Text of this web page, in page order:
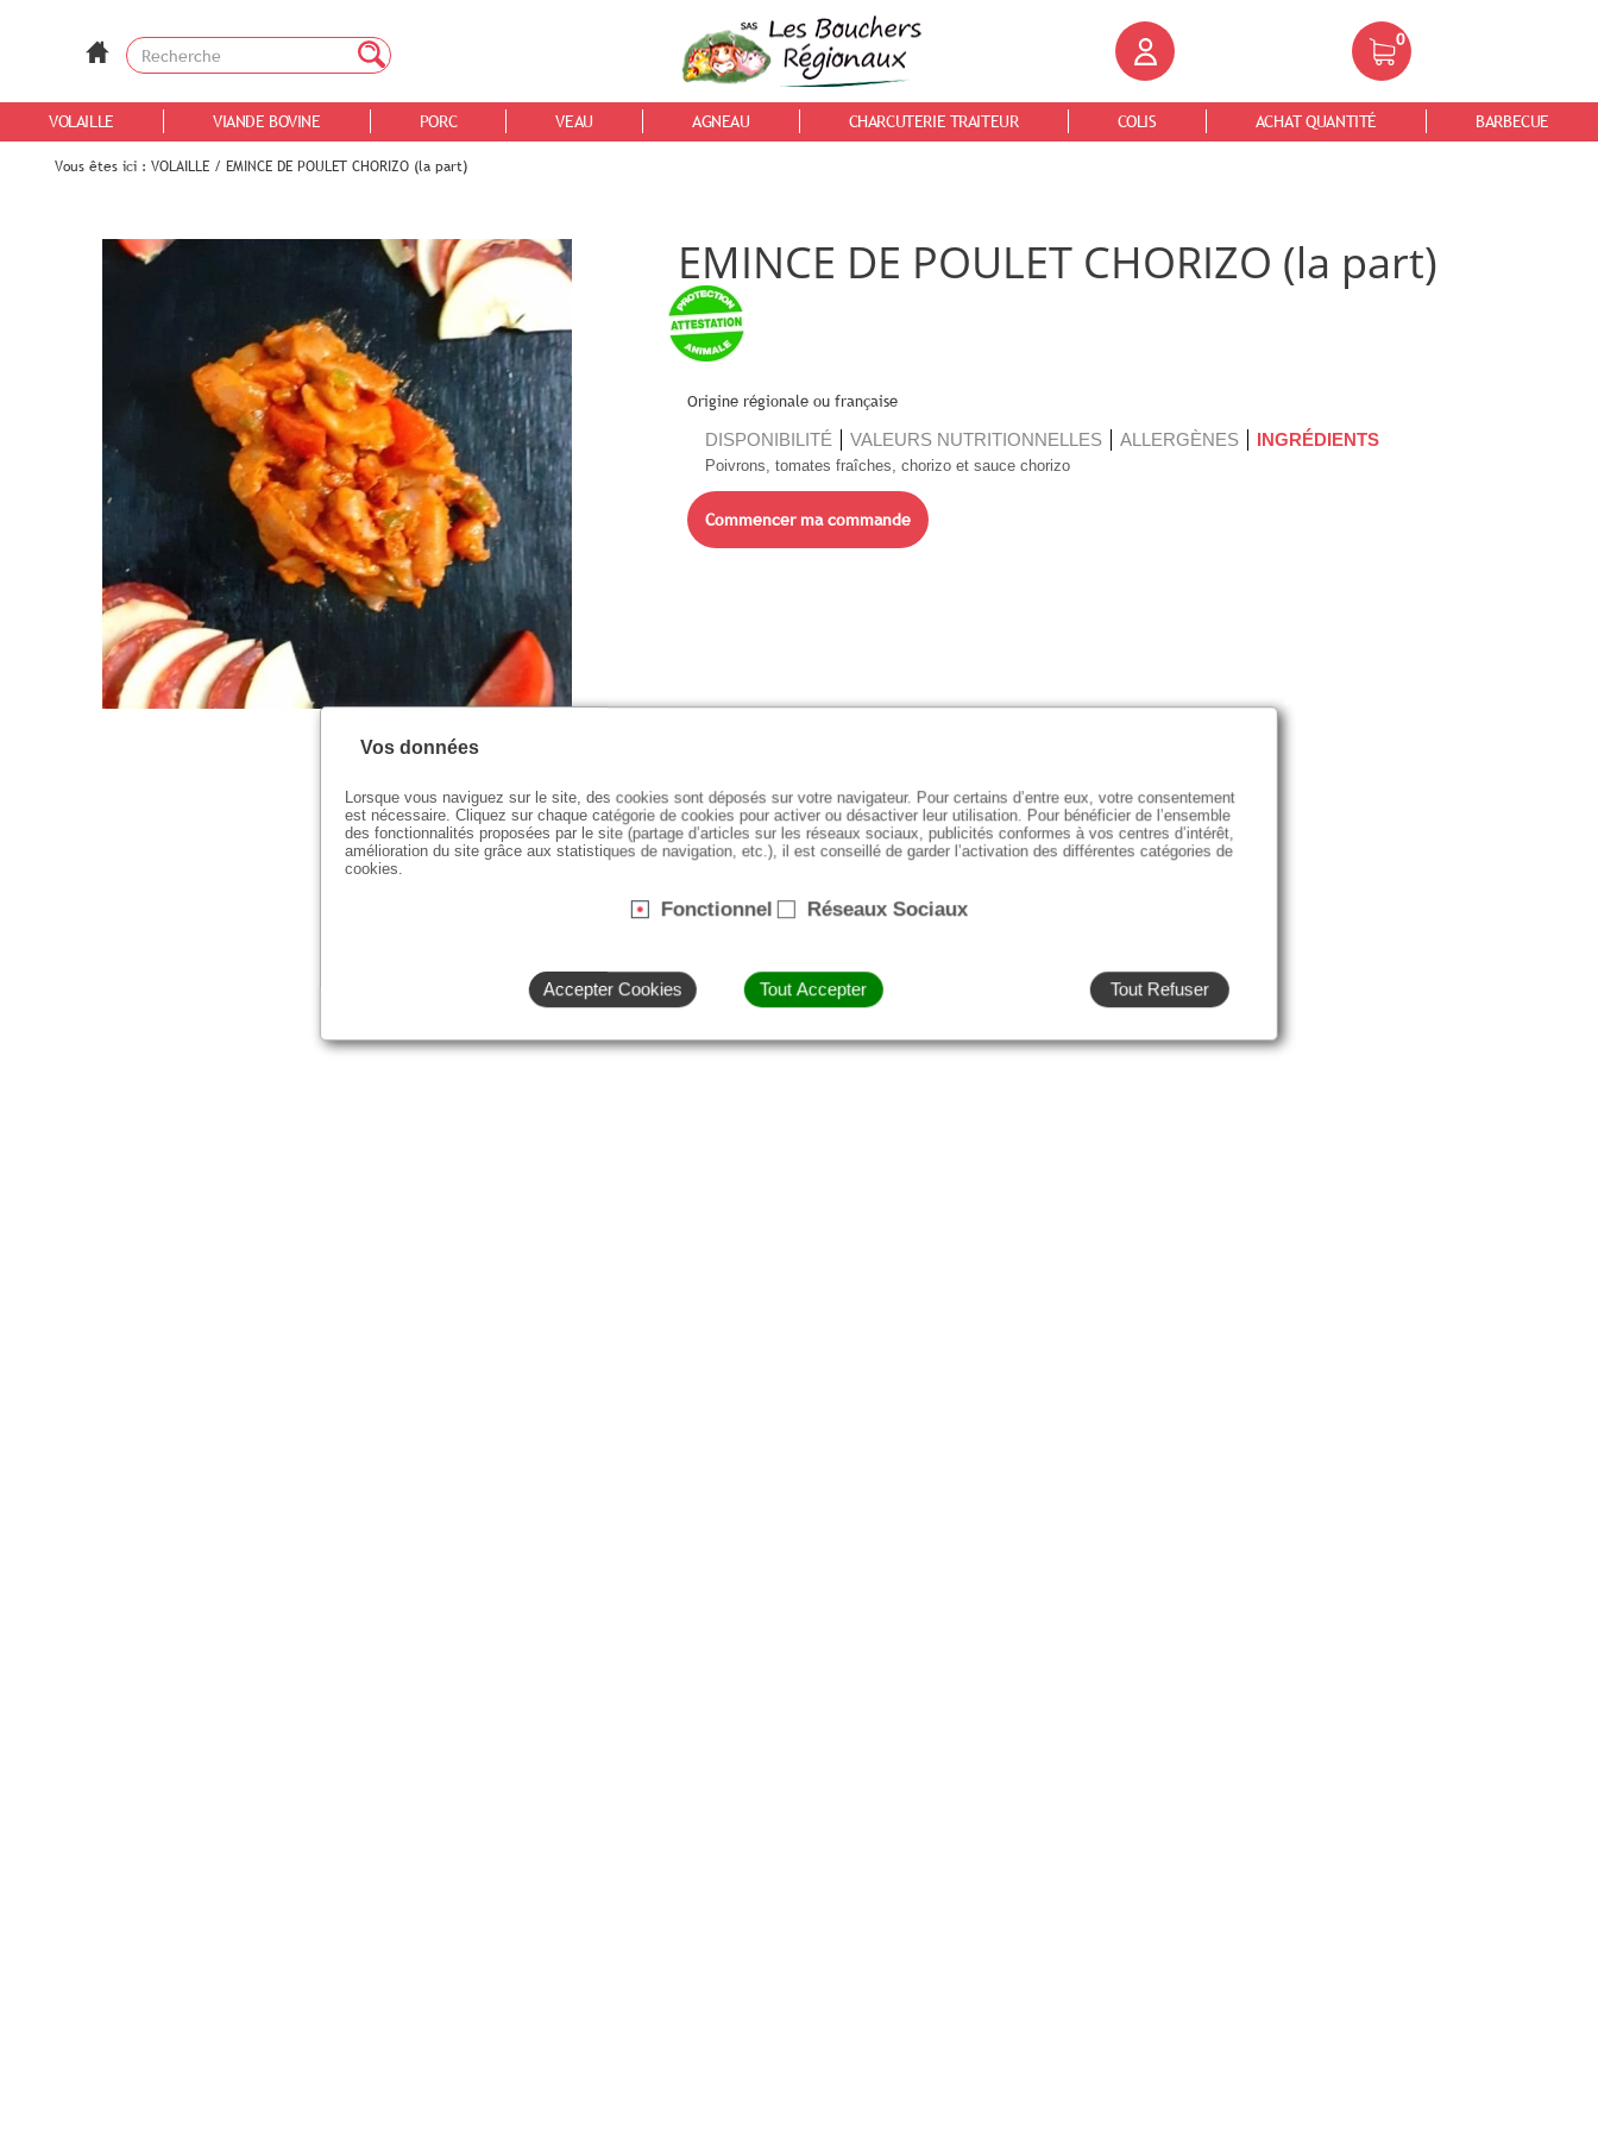
0
VOLAILLE VIANDE BOVINE PORC VEAU AGNEAU CHARCUTERIE TRAITEUR COLIS ACHAT QUANTITÉ BARBECUE
Vous êtes ici : VOLAILLE / EMINCE DE POULET CHORIZO (la part)
EMINCE DE POULET CHORIZO (la part)
Origine régionale ou française
INGRÉDIENTS
VALEURS NUTRITIONNELLES ALLERGÈNES
DISPONIBILITÉ
Poivrons, tomates fraîches, chorizo et sauce chorizo
Commencer ma commande
Vos données
Lorsque vous naviguez sur le site, des cookies sont déposés sur votre navigateur. Pour certains d’entre eux, votre consentement
est nécessaire. Cliquez sur chaque catégorie de cookies pour activer ou désactiver leur utilisation. Pour bénéficier de l’ensemble
des fonctionnalités proposées par le site (partage d’articles sur les réseaux sociaux, publicités conformes à vos centres d’intérêt,
amélioration du site grâce aux statistiques de navigation, etc.), il est conseillé de garder l’activation des différentes catégories de
cookies.
Fonctionnel Réseaux Sociaux
Accepter Cookies Tout Accepter Tout Refuser